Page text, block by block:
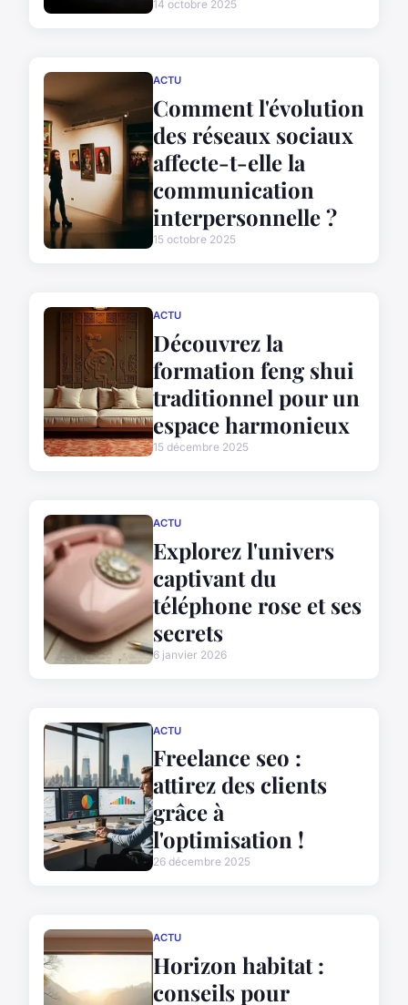
14 octobre 2025
ACTU
Comment l'évolution
des réseaux sociaux
affecte-t-elle la
communication
interpersonnelle ?
15 octobre 2025
ACTU
Découvrez la
formation feng shui
traditionnel pour un
espace harmonieux
15 décembre 2025
ACTU
Explorez l'univers
captivant du
téléphone rose et ses
secrets
6 janvier 2026
ACTU
Freelance seo :
attirez des clients
grâce à
l'optimisation !
26 décembre 2025
ACTU
Horizon habitat :
conseils pour